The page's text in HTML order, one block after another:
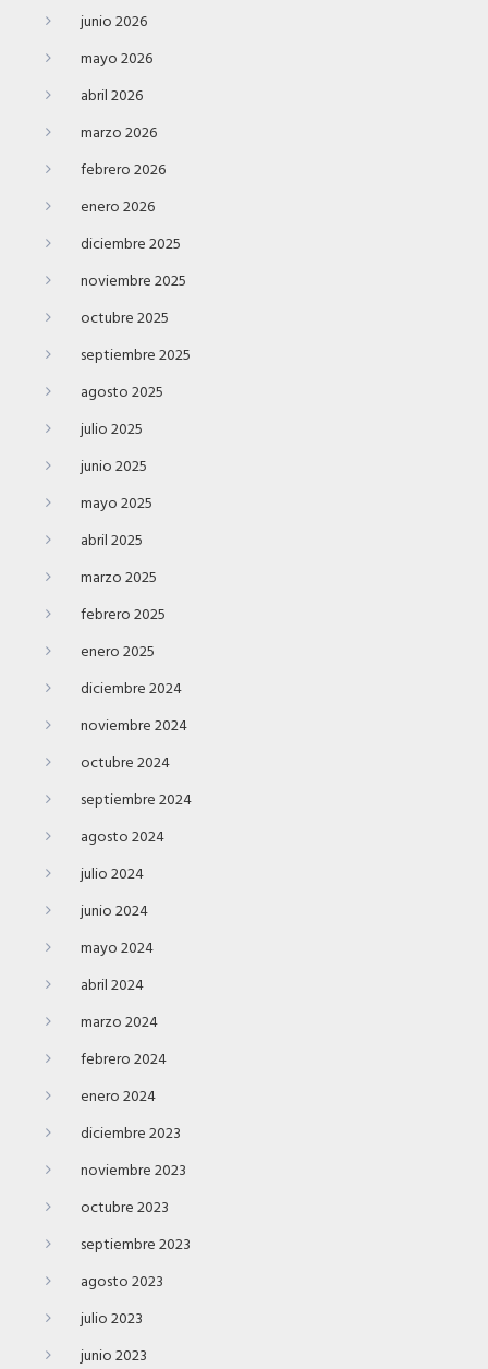
junio 2026
mayo 2026
abril 2026
marzo 2026
febrero 2026
enero 2026
diciembre 2025
noviembre 2025
octubre 2025
septiembre 2025
agosto 2025
julio 2025
junio 2025
mayo 2025
abril 2025
marzo 2025
febrero 2025
enero 2025
diciembre 2024
noviembre 2024
octubre 2024
septiembre 2024
agosto 2024
julio 2024
junio 2024
mayo 2024
abril 2024
marzo 2024
febrero 2024
enero 2024
diciembre 2023
noviembre 2023
octubre 2023
septiembre 2023
agosto 2023
julio 2023
junio 2023